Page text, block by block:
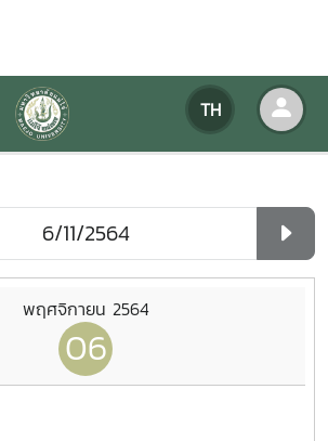
TH
มของหน่วยงาน
ของหน่วยงาน
พฤศจิกายน 2564
06